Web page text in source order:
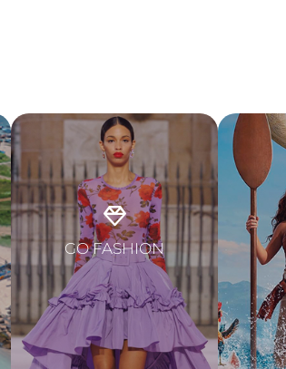
GO FASHION